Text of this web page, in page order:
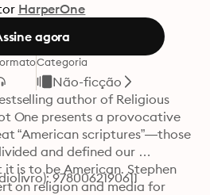
HarperOne
agora
Categoria
Não-ficção
author of Religious
One presents a provocative
“American scriptures”—those
and defined our
is to be American. Stephen
on religion and media for
9780062190611